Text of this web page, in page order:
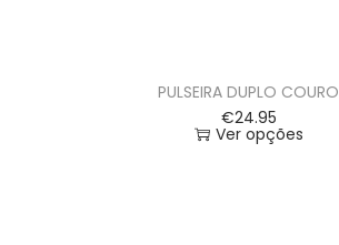
PULSEIRA DUPLO COURO
€24.95
Ver opções